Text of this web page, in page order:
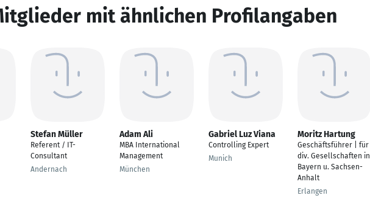
mit ähnlichen Profilangaben
Stefan Müller
Referent / IT-
Consultant
Andernach
Adam Ali
MBA International
Management
München
Gabriel Luz Viana
Controlling Expert
Munich
Moritz Hartung
Geschäftsführer | für
div. Gesellschaften in
Bayern u. Sachsen-
Anhalt
Erlangen